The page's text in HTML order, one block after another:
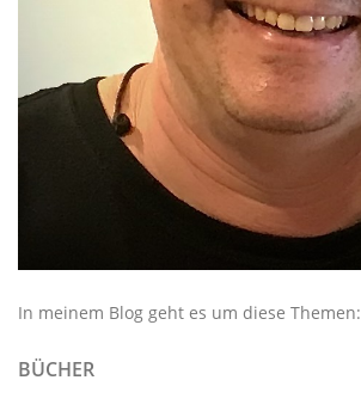
In meinem Blog geht es um diese Themen:
BÜCHER